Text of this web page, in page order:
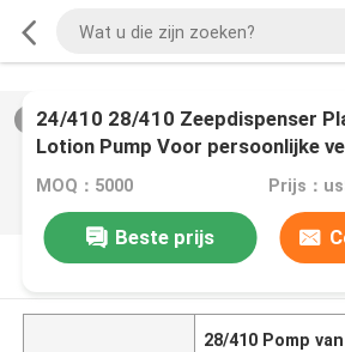
/0
24/410 28/410 Zeepdispenser
Lotion Pump Voor persoonlijke
MOQ：5000 Prijs：
Beste prijs
PRODUCTOMSCHRIJVING
28/410 Pomp